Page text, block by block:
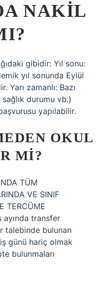
NAKIL
gibidir: Yıl sonu:
yıl sonunda Eylül
Yarı zamanlı: Bazı
durumu vb.)
yapılabilir.
OKUL
MI?
TÜM
VE SINIF
TERCÜME
ayında transfer
talebinde bulunan
günü hariç olmak
bulunmaları